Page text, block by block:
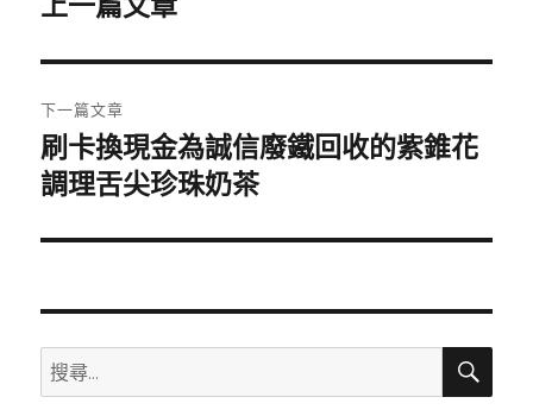
覽
篇
文
章:
下一篇文章
下
一
文
刷卡換現金為誠信廢鐵回收的紫錐花
調理舌尖珍珠奶茶
搜
尋
搜